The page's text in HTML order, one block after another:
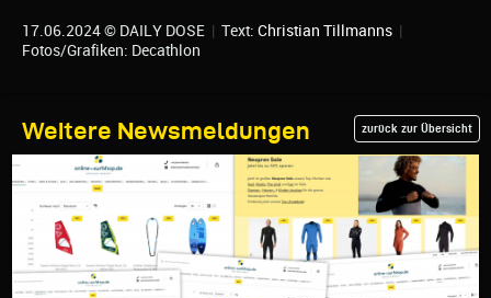
17.06.2024 © DAILY DOSE | Text: Christian Tillmanns |
Fotos/Grafiken: Decathlon
Weitere Newsmeldungen zurück zur Übersicht